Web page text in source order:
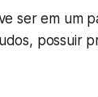
ser em um
possuir